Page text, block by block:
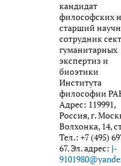
кандидат
философских
старший
сотрудник
гуманитарных
экспертиз и
биоэтики
Института
философии
Адрес: 119991,
Россия, г.
Волхонка, 14,
Тел.: +7 (495)
67. Эл. адрес: j-